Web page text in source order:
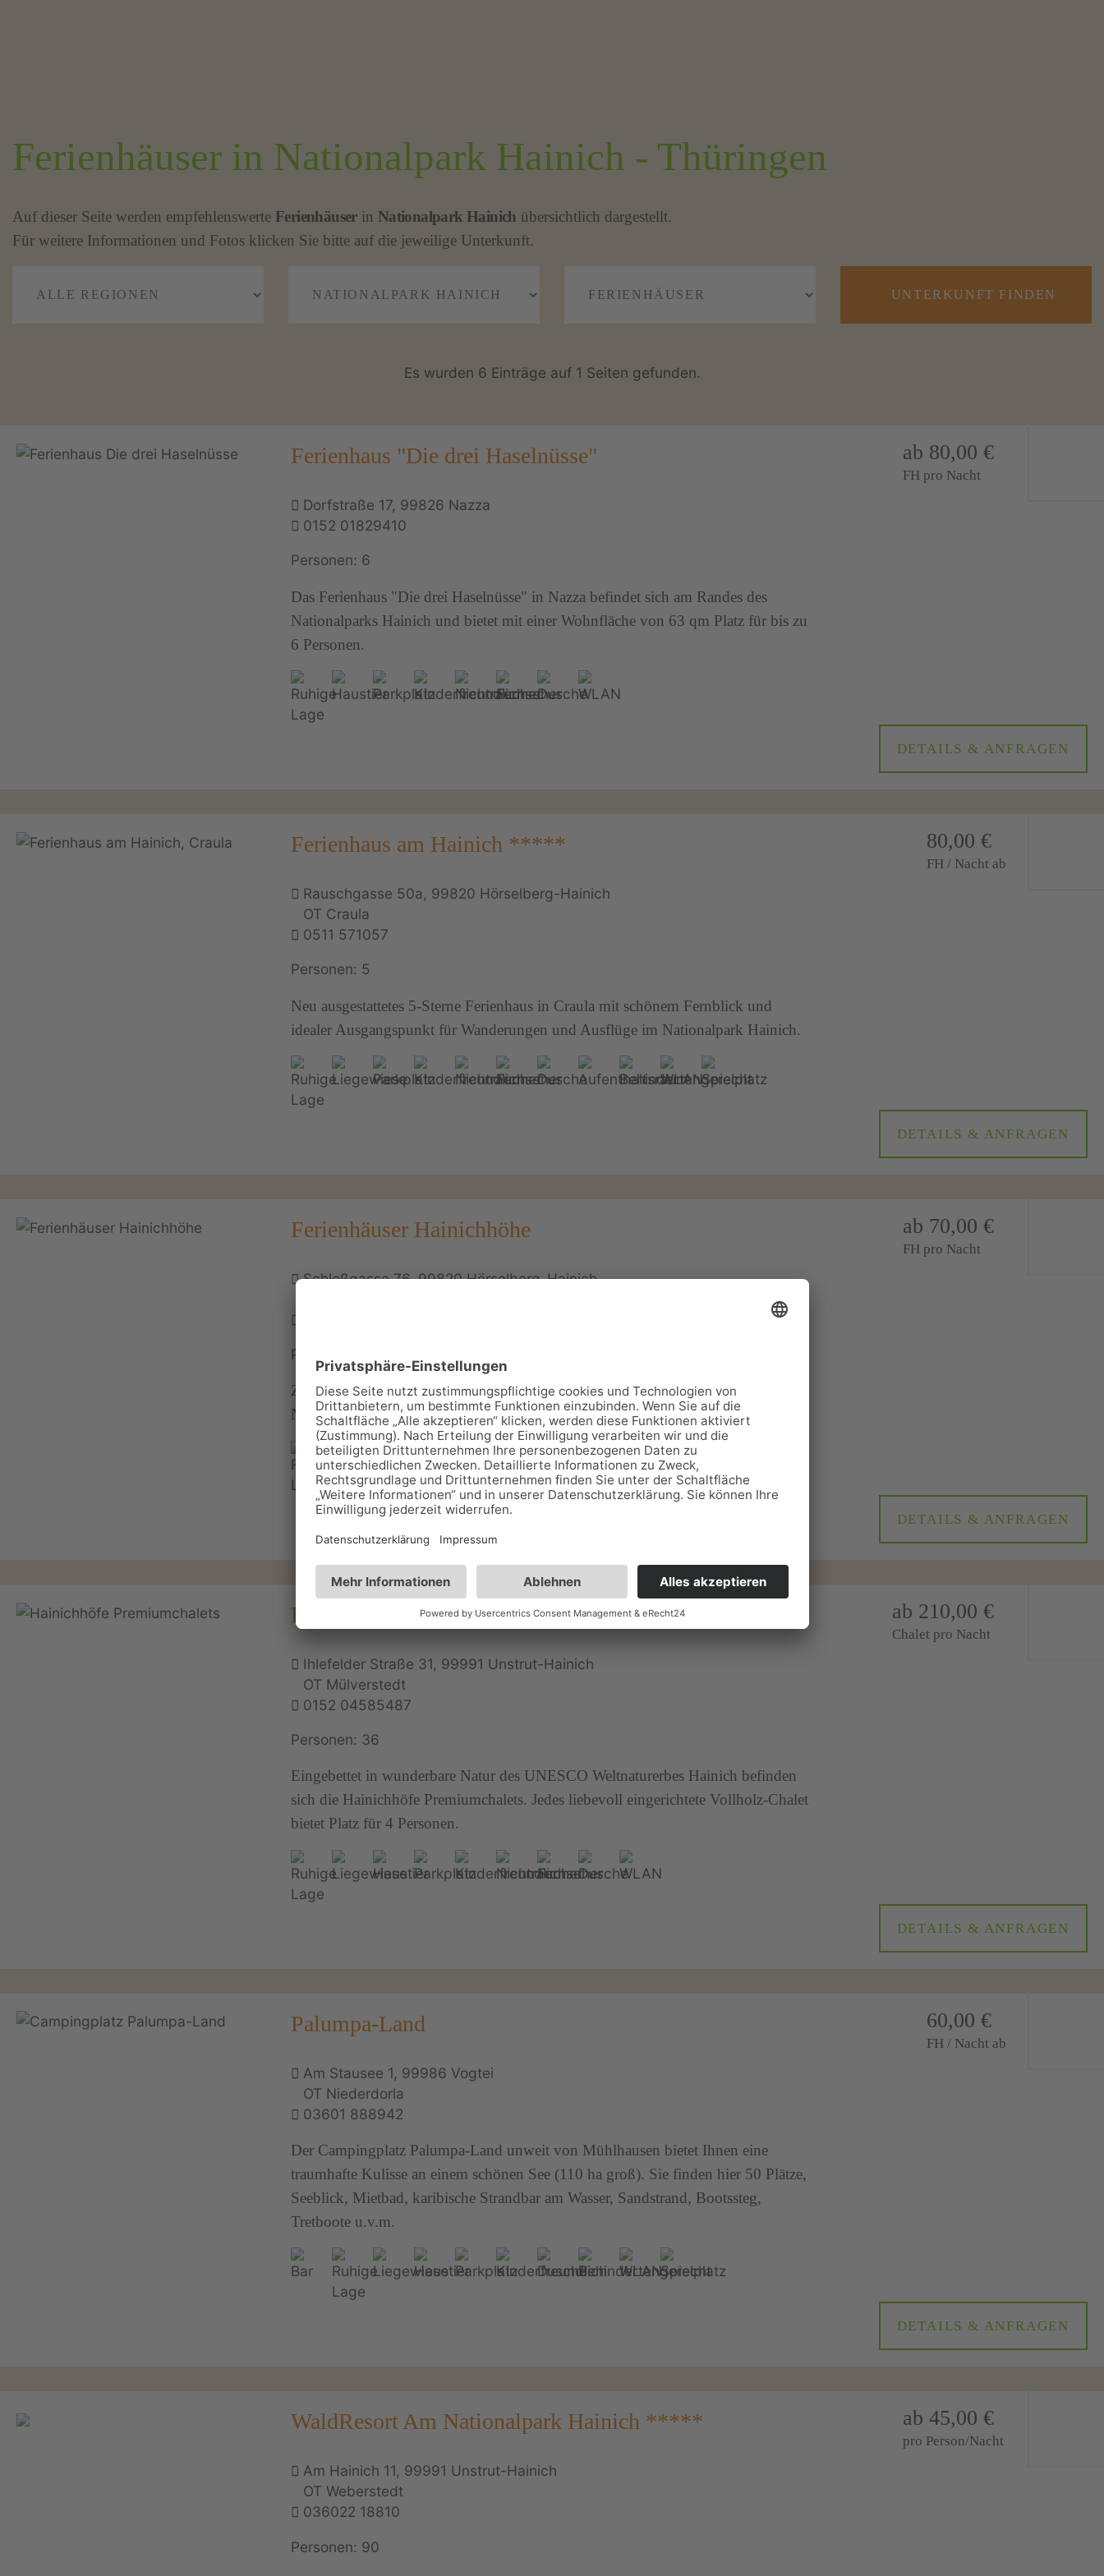
Ferienhäuser in Nationalpark Hainich - Thüringen
Auf dieser Seite werden empfehlenswerte Ferienhäuserin Nationalpark Hainich übersichtlich dargestellt.
Für weitere Informationen und Fotos klicken Sie bitte auf die jeweilige Unterkunft.
UNTERKUNFT FINDEN
Es wurden 6 Einträge auf 1 Seiten gefunden.
Ferienhaus "Die drei Haselnüsse"
Dorfstraße 17, 99826 Nazza
0152 01829410
Personen: 6
Das Ferienhaus "Die drei Haselnüsse" in Nazza befindet sich am Randes des
Nationalparks Hainich und bietet mit einer Wohnfläche von 63 qm Platz für bis zu
6 Personen.
ab 80,00 €
FH pro Nacht
DETAILS & ANFRAGEN
Ferienhaus am Hainich *****
Rauschgasse 50a, 99820 Hörselberg-Hainich
OT Craula
0511 571057
Personen: 5
Neu ausgestattetes 5-Sterne Ferienhaus in Craula mit schönem Fernblick und
idealer Ausgangspunkt für Wanderungen und Ausflüge im Nationalpark Hainich.
80,00 €
FH / Nacht ab
DETAILS & ANFRAGEN
Ferienhäuser Hainichhöhe
Schloßgasse 76, 99820 Hörselberg-Hainich
Personen: 12
Zwei Ferienhäuser für je 4-6 Personen im idyllischen Ortsteil Craula, gleich am
Nationalpark Hainich, für Ihre Pferde gibt es eine große Koppel mit Unterstand ...
ab 70,00 €
FH pro Nacht
DETAILS & ANFRAGEN
Hainichhöfe Premiumchalets
Ihlefelder Straße 31, 99991 Unstrut-Hainich
OT Mülverstedt
0152 04585487
Personen: 36
Eingebettet in wunderbare Natur des UNESCO Weltnaturerbes Hainich befinden
sich die Hainichhöfe Premiumchalets. Jedes liebevoll eingerichtete Vollholz-Chalet
bietet Platz für 4 Personen.
ab 210,00 €
Chalet pro Nacht
DETAILS & ANFRAGEN
Palumpa-Land
Am Stausee 1, 99986 Vogtei
OT Niederdorla
03601 888942
Der Campingplatz Palumpa-Land unweit von Mühlhausen bietet Ihnen eine
traumhafte Kulisse an einem schönen See (110 ha groß). Sie finden hier 50 Plätze,
Seeblick, Mietbad, karibische Strandbar am Wasser, Sandstrand, Bootssteg,
Tretboote u.v.m.
60,00 €
FH / Nacht ab
DETAILS & ANFRAGEN
WaldResort Am Nationalpark Hainich *****
Am Hainich 11, 99991 Unstrut-Hainich
OT Weberstedt
036022 18810
Personen: 90
ab 45,00 €
pro Person/Nacht